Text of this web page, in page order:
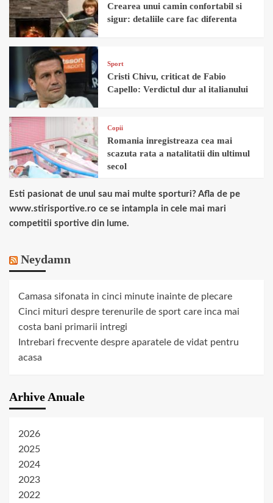
Crearea unui camin confortabil si
sigur: detaliile care fac diferenta
Sport
Cristi Chivu, criticat de Fabio
Capello: Verdictul dur al italianului
Copii
Romania inregistreaza cea mai
scazuta rata a natalitatii din ultimul
secol
Esti pasionat de unul sau mai multe sporturi? Afla de pe
www.stirisportive.ro ce se intampla in cele mai mari
competitii sportive din lume.
Neydamn
Camasa sifonata in cinci minute inainte de plecare
Cinci mituri despre terenurile de sport care inca mai
costa bani primarii intregi
Intrebari frecvente despre aparatele de vidat pentru
acasa
Arhive Anuale
2026
2025
2024
2023
2022